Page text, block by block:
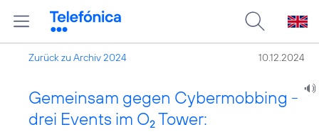
Zurück zu Archiv 2024 10.12.2024
Gemeinsam gegen Cybermobbing -
drei Events im O2 Tower: